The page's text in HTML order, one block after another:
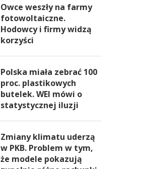
Owce weszły na farmy
fotowoltaiczne.
Hodowcy i firmy widzą
korzyści
Polska miała zebrać 100
proc. plastikowych
butelek. WEI mówi o
statystycznej iluzji
Zmiany klimatu uderzą
w PKB. Problem w tym,
że modele pokazują